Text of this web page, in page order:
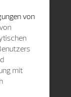
von
mit